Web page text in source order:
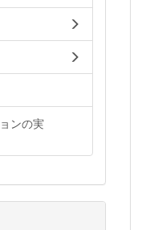
ンの実